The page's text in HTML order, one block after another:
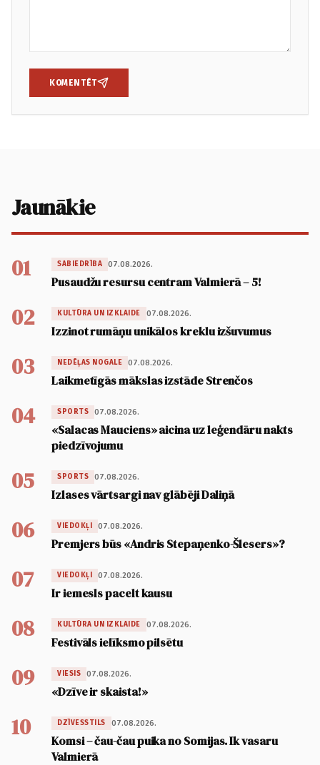
KOMENTĒT
Jaunākie
01 SABIEDRĪBA 07.08.2026.
Pusaudžu resursu centram Valmierā – 5!
02 KULTŪRA UN IZKLAIDE 07.08.2026.
Izzinot rumāņu unikālos kreklu izšuvumus
03 NEDĒĻAS NOGALE 07.08.2026.
Laikmetīgās mākslas izstāde Strenčos
04 SPORTS 07.08.2026.
«Salacas Mauciens» aicina uz leģendāru nakts
piedzīvojumu
05 SPORTS 07.08.2026.
Izlases vārtsargi nav glābēji Daliņā
06 VIEDOKĻI 07.08.2026.
Premjers būs «Andris Stepaņenko-Šlesers»?
07 VIEDOKĻI 07.08.2026.
Ir iemesls pacelt kausu
08 KULTŪRA UN IZKLAIDE 07.08.2026.
Festivāls ielīksmo pilsētu
09 VIESIS 07.08.2026.
«Dzīve ir skaista!»
10 DZĪVESSTILS 07.08.2026.
Komsi – čau-čau puika no Somijas. Ik vasaru
Valmierā